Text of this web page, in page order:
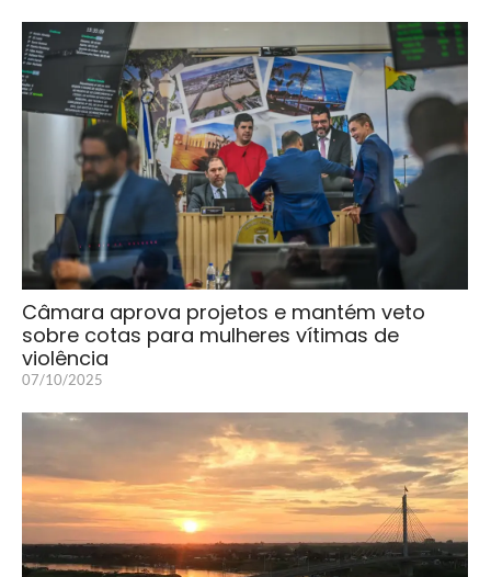
Câmara aprova projetos e mantém veto
sobre cotas para mulheres vítimas de
violência
07/10/2025